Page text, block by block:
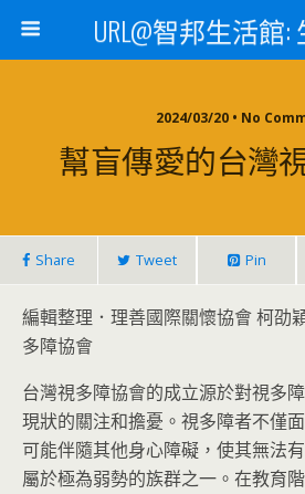
URL@智邦生活館
2024/03/20 • No
幫盲傳愛的台灣
Share Tweet Pin
編輯整理．理善國際關懷協會 柯
多障協會
台灣視多障協會的成立源於對視多
現狀的關注和擔憂。視多障者不僅
可能伴隨其他身心障礙，使其無法
屬於極為弱勢的族群之一。在教育